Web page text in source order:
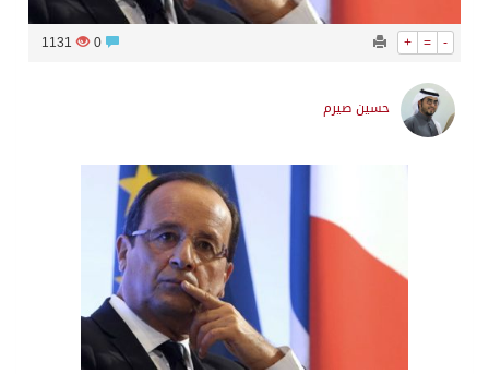
+ = -
1131
حسين صيرم